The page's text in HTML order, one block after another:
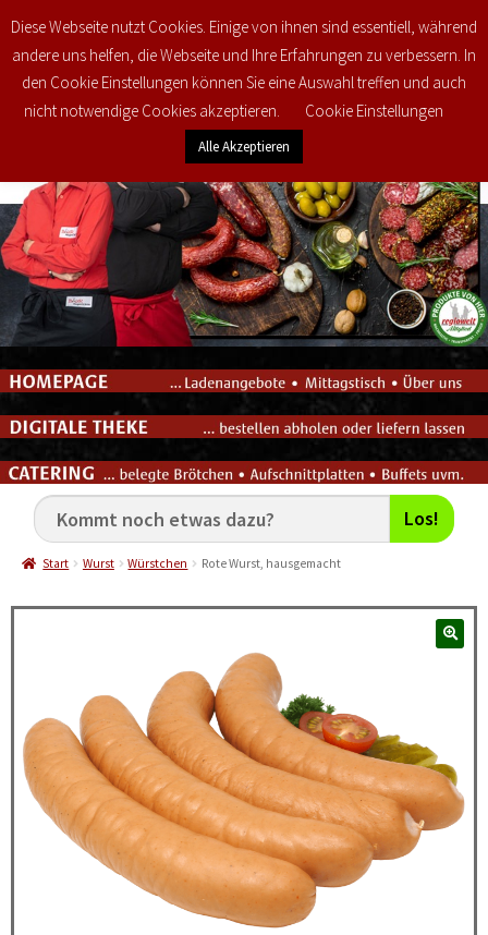
€0,00 0
Los!
Start Wurst Würstchen Rote Wurst, hausgemacht
Diese Webseite nutzt Cookies. Einige von ihnen sind essentiell, während
andere uns helfen, die Webseite und Ihre Erfahrungen zu verbessern. In
den Cookie Einstellungen können Sie eine Auswahl treffen und auch
nicht notwendige Cookies akzeptieren.
Cookie Einstellungen
Alle Akzeptieren